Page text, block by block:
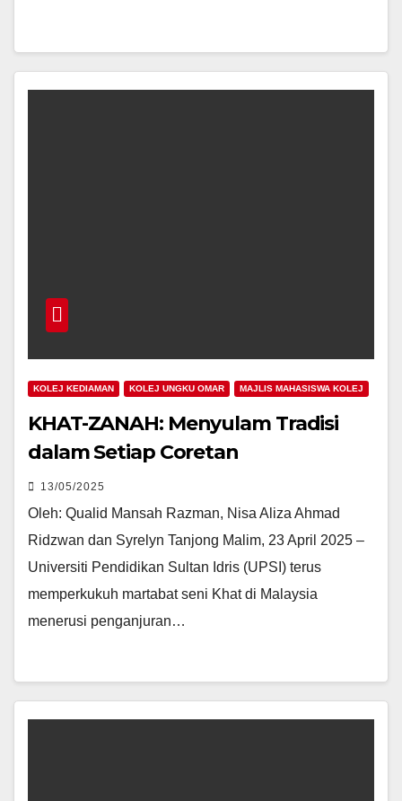
KOLEJ KEDIAMAN KOLEJ UNGKU OMAR MAJLIS MAHASISWA KOLEJ
KHAT-ZANAH: Menyulam Tradisi
dalam Setiap Coretan
13/05/2025
Oleh: Qualid Mansah Razman, Nisa Aliza Ahmad
Ridzwan dan Syrelyn Tanjong Malim, 23 April 2025 –
Universiti Pendidikan Sultan Idris (UPSI) terus
memperkukuh martabat seni Khat di Malaysia
menerusi penganjuran…